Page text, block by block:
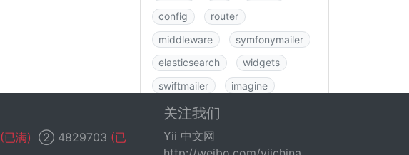
config
router
middleware
symfonymailer
elasticsearch
widgets
swiftmailer
imagine
图书
rbac
data
csrf
(已满) ② 4829703 (已
关注我们
Yii 中文网